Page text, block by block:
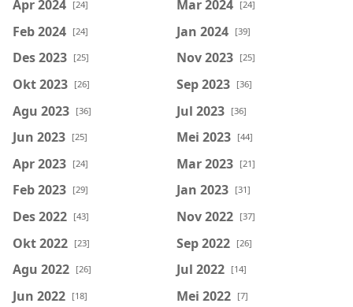
Apr 2024 [24] Mar 2024 [24]
Feb 2024 [24] Jan 2024 [39]
Des 2023 [25] Nov 2023 [25]
Okt 2023 [26] Sep 2023 [36]
Agu 2023 [36] Jul 2023 [36]
Jun 2023 [25] Mei 2023 [44]
Apr 2023 [24] Mar 2023 [21]
Feb 2023 [29] Jan 2023 [31]
Des 2022 [43] Nov 2022 [37]
Okt 2022 [23] Sep 2022 [26]
Agu 2022 [26] Jul 2022 [14]
Jun 2022 [18] Mei 2022 [7]